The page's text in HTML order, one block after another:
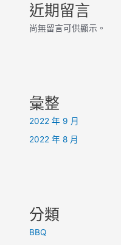
近期留言
尚無留言可供顯示。
彙整
2022 年 9 月
2022 年 8 月
分類
BBQ